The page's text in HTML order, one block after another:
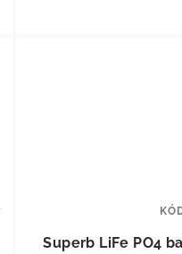
Superb LiFe PO4